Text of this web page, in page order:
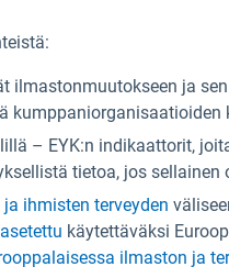
ja
– EYK:n indikaattorit,
tietoa, jos sellainen
ihmisten terveyden
käytettäväksi
ilmaston ja